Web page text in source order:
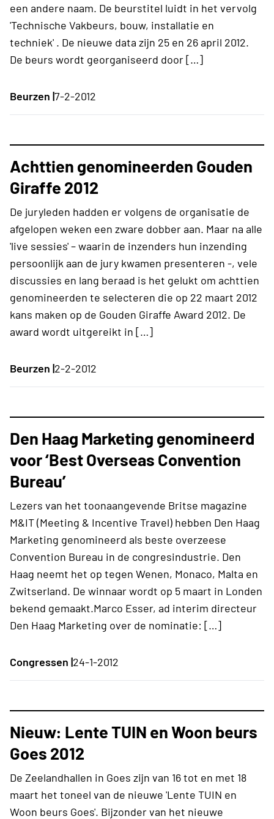
een andere naam. De beurstitel luidt in het vervolg
'Technische Vakbeurs, bouw, installatie en
techniek' . De nieuwe data zijn 25 en 26 april 2012.
De beurs wordt georganiseerd door […]
Beurzen |7-2-2012
Achttien genomineerden Gouden
Giraffe 2012
De juryleden hadden er volgens de organisatie de
afgelopen weken een zware dobber aan. Maar na alle
'live sessies' – waarin de inzenders hun inzending
persoonlijk aan de jury kwamen presenteren -, vele
discussies en lang beraad is het gelukt om achttien
genomineerden te selecteren die op 22 maart 2012
kans maken op de Gouden Giraffe Award 2012. De
award wordt uitgereikt in […]
Beurzen |2-2-2012
Den Haag Marketing genomineerd
voor ‘Best Overseas Convention
Bureau’
Lezers van het toonaangevende Britse magazine
M&IT (Meeting & Incentive Travel) hebben Den Haag
Marketing genomineerd als beste overzeese
Convention Bureau in de congresindustrie. Den
Haag neemt het op tegen Wenen, Monaco, Malta en
Zwitserland. De winnaar wordt op 5 maart in Londen
bekend gemaakt.Marco Esser, ad interim directeur
Den Haag Marketing over de nominatie: […]
Congressen |24-1-2012
Nieuw: Lente TUIN en Woon beurs
Goes 2012
De Zeelandhallen in Goes zijn van 16 tot en met 18
maart het toneel van de nieuwe 'Lente TUIN en
Woon beurs Goes'. Bijzonder van het nieuwe